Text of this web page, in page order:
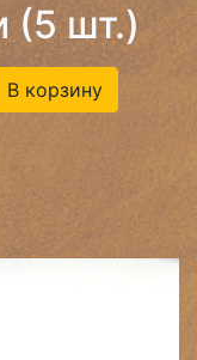
(5 шт.)
В корзину